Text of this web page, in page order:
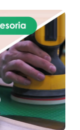
Proporcje
pracy (25 °C):
°C): 3–5
(%):
(MPa): 3,2
techniczne
część A
w
100 g części
wagi.
suche i wolne
powoli czystą